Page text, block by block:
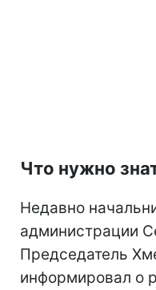
Что нужно
Недавно
администрации
Председатель
информировал о